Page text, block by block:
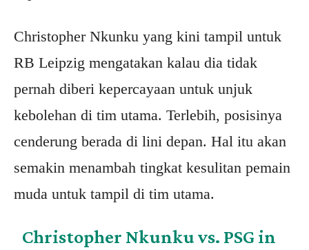
Christopher Nkunku yang kini tampil untuk
RB Leipzig mengatakan kalau dia tidak
pernah diberi kepercayaan untuk unjuk
kebolehan di tim utama. Terlebih, posisinya
cenderung berada di lini depan. Hal itu akan
semakin menambah tingkat kesulitan pemain
muda untuk tampil di tim utama.
Christopher Nkunku vs. PSG in